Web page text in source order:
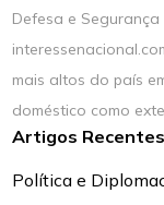
Defesa e
mais altos do país
doméstico como
Artigos Recentes
Política e